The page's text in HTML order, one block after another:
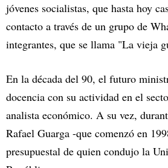
jóvenes socialistas, que hasta hoy
contacto a través de un grupo de
integrantes, que se llama "La vieja
En la década del 90, el futuro
docencia con su actividad en el
analista económico. A su vez,
Rafael Guarga -que comenzó en
presupuestal de quien condujo la